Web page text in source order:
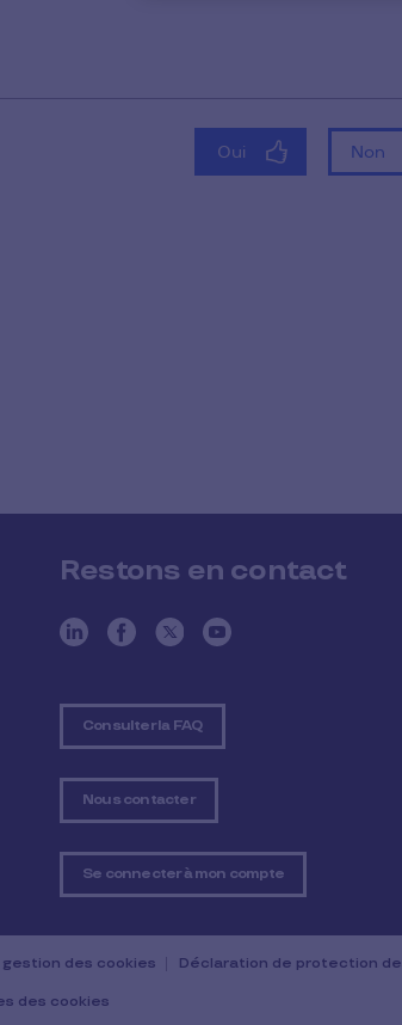
Restons en contact
Consulter la FAQ
Nous contacter
Se connecter à mon compte
des cookies Déclaration de protection
des cookies